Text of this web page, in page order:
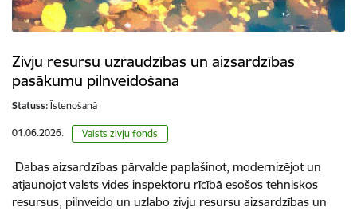
Zivju resursu uzraudzības un aizsardzības
pasākumu pilnveidošana
Statuss: Īstenošanā
01.06.2026. Valsts zivju fonds
Dabas aizsardzības pārvalde paplašinot, modernizējot un
atjaunojot valsts vides inspektoru rīcībā esošos tehniskos
resursus, pilnveido un uzlabo zivju resursu aizsardzības un